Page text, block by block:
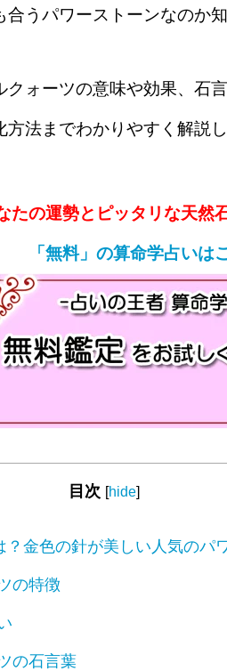
うパワーストーンなのか
ォーツの意味や効果、石
法までわかりやすく解説し
たの運勢とピッタリな天然
「無料」の算命学占いは
目次 [hide]
金色の針が美しい人気のパ
の特徴
の石言葉